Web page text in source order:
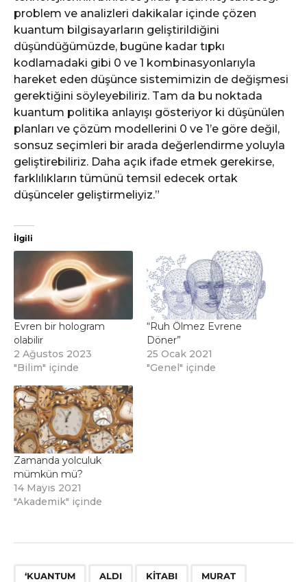
problem ve analizleri dakikalar içinde çözen
kuantum bilgisayarların geliştirildiğini
düşündüğümüzde, bugüne kadar tıpkı
kodlamadaki gibi 0 ve 1 kombinasyonlarıyla
hareket eden düşünce sistemimizin de değişmesi
gerektiğini söyleyebiliriz. Tam da bu noktada
kuantum politika anlayışı gösteriyor ki düşünülen
planları ve çözüm modellerini 0 ve 1’e göre değil,
sonsuz seçimleri bir arada değerlendirme yoluyla
geliştirebiliriz. Daha açık ifade etmek gerekirse,
farklılıkların tümünü temsil edecek ortak
düşünceler geliştirmeliyiz.”
İlgili
Evren bir hologram
olabilir
2 Ağustos 2023
"Bilim" içinde
“Ruh Ölmez Evrene
Döner”
25 Ocak 2021
"Genel" içinde
Zamanda yolculuk
mümkün mü?
14 Mayıs 2021
"Akademik" içinde
‘KUANTUM ALDI KITABI MURAT